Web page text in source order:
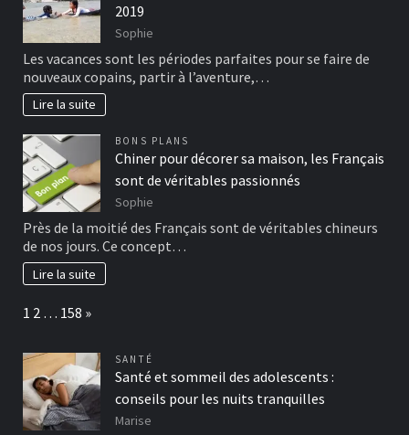
2019
Sophie
Les vacances sont les périodes parfaites pour se faire de
nouveaux copains, partir à l’aventure,…
Lire la suite
BONS PLANS
Chiner pour décorer sa maison, les Français
sont de véritables passionnés
Sophie
Près de la moitié des Français sont de véritables chineurs
de nos jours. Ce concept…
Lire la suite
Page:
1 2 … 158 Next
»
SANTÉ
Santé et sommeil des adolescents :
conseils pour les nuits tranquilles
Marise